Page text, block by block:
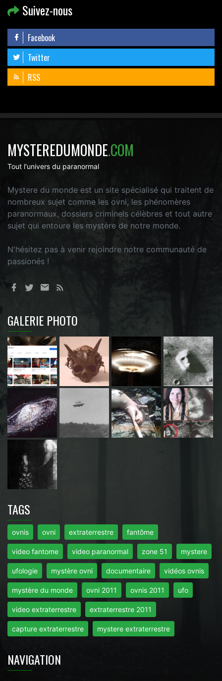
Suivez-nous
Facebook
Twitter
RSS
MYSTEREDUMONDE.COM
Tout l'univers du paranormal
Mystere du monde est un site spécialisé qui traitent de
nombreux sujet comme les ovni, les phénomères
paranormaux, dossiers criminels célèbres et tout autre
sujet qui entoure les mystère de notre monde.
N'hésitez pas à venir rejoindre notre communauté de
passionés !
GALERIE PHOTO
TAGS
ovnis ovni extraterrestre fantôme
video fantome video paranormal zone 51 mystere
ufologie mystère ovni documentaire vidéos ovnis
mystère du monde ovni 2011 ovnis 2011 ufo
video extraterrestre extraterrestre 2011
capture extraterrestre mystere extraterrestre
NAVIGATION